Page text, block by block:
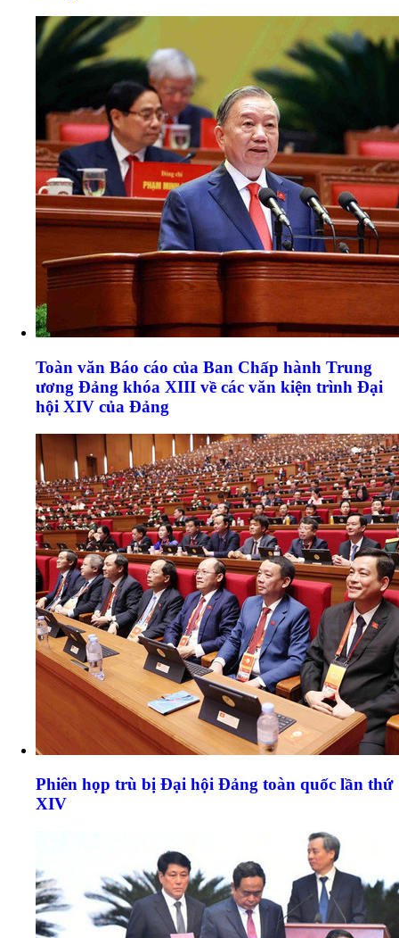
Toàn văn Báo cáo của Ban Chấp hành Trung
ương Đảng khóa XIII về các văn kiện trình Đại
hội XIV của Đảng
Phiên họp trù bị Đại hội Đảng toàn quốc lần thứ
XIV